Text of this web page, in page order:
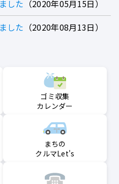
した
2020年05月15日
した
2020年08月13日
ゴミ収集
カレンダー
まちの
クルマLet's